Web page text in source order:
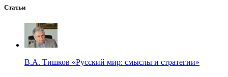
Статьи
В.А. Тишков «Русский мир: смыслы и стратегии»